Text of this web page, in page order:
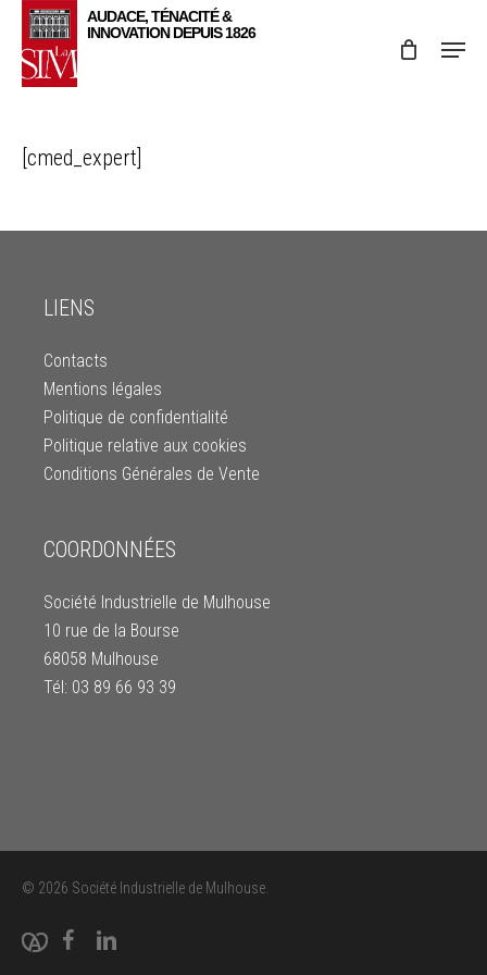
Skip
main
Menu
[cmed_expert]
LIENS
Contacts
Mentions légales
Politique de confidentialité
Politique relative aux cookies
Conditions Générales de Vente
COORDONNÉES
Société Industrielle de Mulhouse
10 rue de la Bourse
68058 Mulhouse
Tél: 03 89 66 93 39
© 2026 Société Industrielle de Mulhouse.
facebooklinkedin